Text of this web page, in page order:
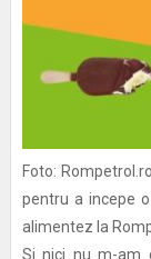
Foto:
pentru a incepe
alimentez la
Si nici nu m-am